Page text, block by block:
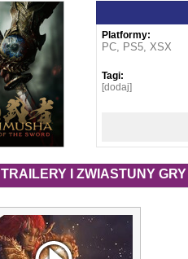
Platformy:
PC, PS5, XSX
Tagi:
[dodaj]
TRAILERY I ZWIASTUNY